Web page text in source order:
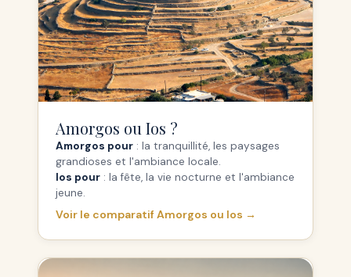
Amorgos ou Ios ?
Amorgos pour : la tranquillité, les paysages
grandioses et l'ambiance locale.
Ios pour : la fête, la vie nocturne et l'ambiance
jeune.
Voir le comparatif Amorgos ou Ios →